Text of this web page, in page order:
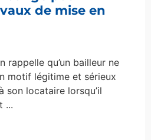
de mise en
rappelle qu’un bailleur ne
motif légitime et sérieux
son locataire lorsqu’il
...